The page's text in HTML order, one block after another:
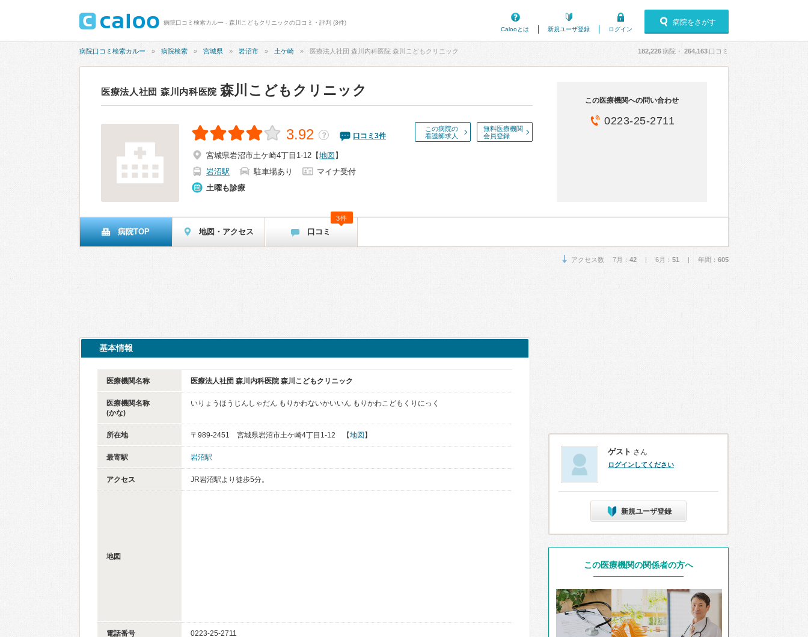
病院口コミ検索カルー - 森川こどもクリニックの口コミ・評判 (3件)
Calooとは
新規ユーザ登録 ログイン
病院をさがす
病院口コミ検索カルー 病院検索 宮城県 岩沼市 土ケ崎 医療法人社団 森川内科医院 森川こどもクリニック 182,226病院・ 264,163 口コミ
医療法人社団 森川内科医院 森川こどもクリニック
この病院の
看護師求人
無料医療機関
会員登録
3.92 ？ 口コミ 3件
宮城県岩沼市土ケ崎4丁目1-12 【地図 】
岩沼駅
駐車場あり
マイナ受付
土曜も診療
この医療機関への問い合わせ
0223-25-2711
病院TOP 地図・アクセス 口コミ
3件
アクセス数 7月： 42 | 6月： 51 | 年間： 605
基本情報
医療機関名称 医療法人社団 森川内科医院 森川こどもクリニック
医療機関名称
(かな)
いりょうほうじんしゃだん もりかわないかいいん もりかわこどもくりにっく
所在地 〒989-2451 宮城県岩沼市土ケ崎4丁目1-12 【地図 】
最寄駅 岩沼駅
アクセス JR岩沼駅より徒歩5分。
地図
電話番号 0223-25-2711
ゲスト さん
ログインしてください
新規ユーザ登録
この医療機関の関係者の方へ